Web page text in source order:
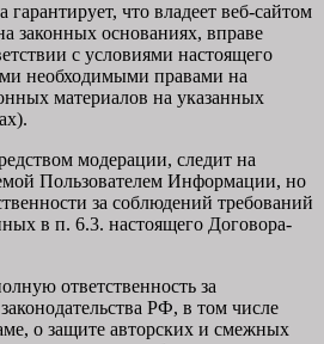
что владеет веб-сайтом
законных основаниях, вправе
с условиями настоящего
необходимыми правами на
материалов на указанных
модерации, следит на
Пользователем Информации, но
за соблюдений требований
в п. 6.3. настоящего Договора-
ответственность за
РФ, в том числе
о защите авторских и смежных